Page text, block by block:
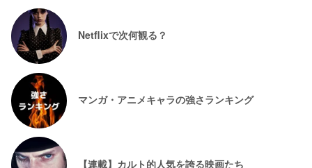
Netflixで次何観る？
マンガ・アニメキャラの強さランキング
【連載】カルト的人気を誇る映画たち